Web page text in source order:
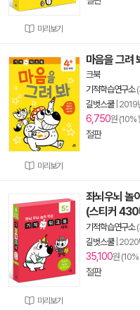
미리보기
미리보기
마음을 그려
크북
기적학습연구소(
길벗스쿨| 2019
6,750원 (10%
절판
미리보기
좌뇌우뇌 놀
(스티커
기적학습연구소(
길벗스쿨| 2020
35,100원
절판